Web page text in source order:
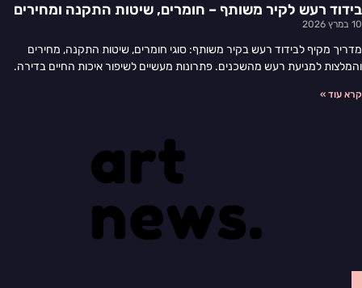
בידוד רעש לקיר משותף – חומרים, שיטות התקנה ומחירים
10 במרץ 2026
מדריך מקיף לבידוד רעש בקיר משותף: סוגי חומרים, שיטות התקנה, מחירים
והמלצות למניעת רעש מהשכנים. פתרונות מעשיים לשיפור איכות החיים בדירה.
קרא עוד »